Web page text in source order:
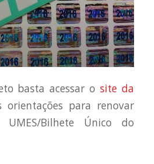
basta acessar osite da
orientações para renovar
Bilhete Único do